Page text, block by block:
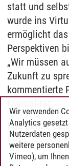
statt und
wurde ins
ermöglicht
Perspektiven
„Wir müssen
Zukunft zu
kommentierte
Das ganze
https://
Wir verwenden
Analytics
Nutzerdaten
weitere
Vimeo), um